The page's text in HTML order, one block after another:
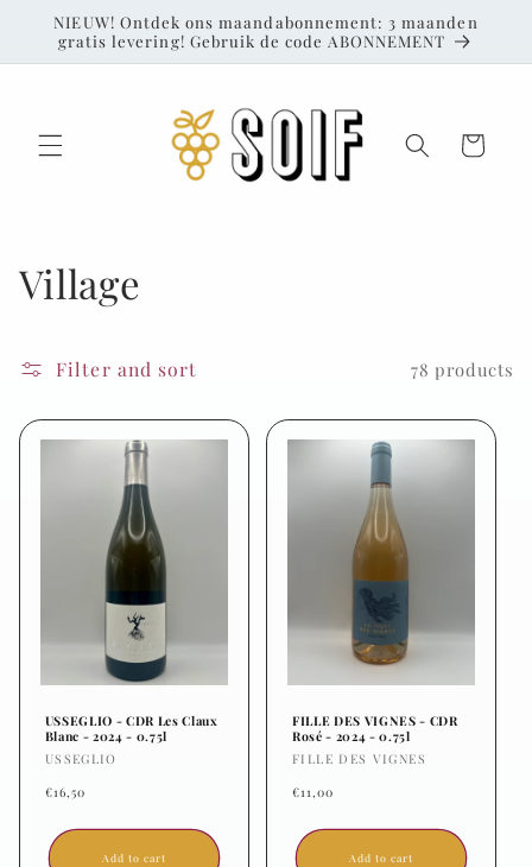
Skip to
content
NIEUW! Ontdek ons maandabonnement: 3 maanden
gratis levering! Gebruik de code ABONNEMENT
Cart
C
l
l
Village
Filter and sort 78 products
USSEGLIO - CDR Les Claux
Blanc - 2024 - 0.75l
Vendor:
USSEGLIO
Regular
€16,50
Add to cart
FILLE DES VIGNES - CDR
Rosé - 2024 - 0.75l
Vendor:
FILLE DES VIGNES
Regular
€11,00
Add to cart